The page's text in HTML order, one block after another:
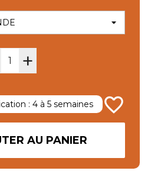
+
: 4 à 5 semaines favorite_border
AU PANIER